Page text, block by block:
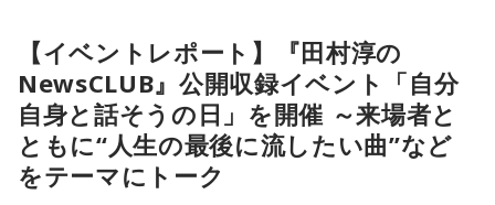
に必要なことについて考えてみましょう。ラッキーアイテム
はコーヒー。
【10位】獅子座（しし座）
内省がテーマの日です。今日はこれまでを振り返って色々な
ことを見直してみましょう。スマホのデータの整理をした
り、不要に感じるものは手放してみるのもおすすめです。
【2位】蟹座（かに座）
好調な運気で心地よく過ごせる1日となりそうです。直感が冴
えやすい運気なので、選択に迷った際は自分の直感を参考に
してみてください。
【イベントレポート】『田村淳の
NewsCLUB』公開収録イベント「自分
自身と話そうの日」を開催 ～来場者と
ともに“人生の最後に流したい曲”など
をテーマにトーク